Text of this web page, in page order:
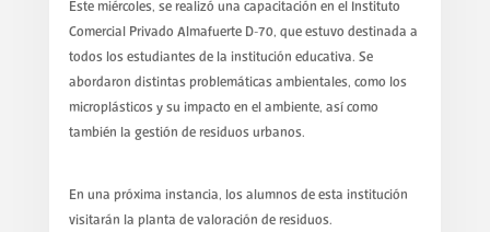
Este miércoles, se realizó una capacitación en el Instituto
Comercial Privado Almafuerte D-70, que estuvo destinada a
todos los estudiantes de la institución educativa. Se
abordaron distintas problemáticas ambientales, como los
microplásticos y su impacto en el ambiente, así como
también la gestión de residuos urbanos.
En una próxima instancia, los alumnos de esta institución
visitarán la planta de valoración de residuos.